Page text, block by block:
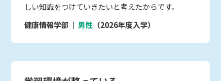
しい知識をつけていきたいと考えたからです。
健康情報学部
男性 （2026年度入学）